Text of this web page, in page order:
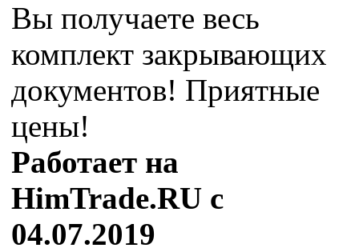
Вы получаете весь
комплект закрывающих
документов! Приятные
цены!
Работает на
HimTrade.RU с
04.07.2019